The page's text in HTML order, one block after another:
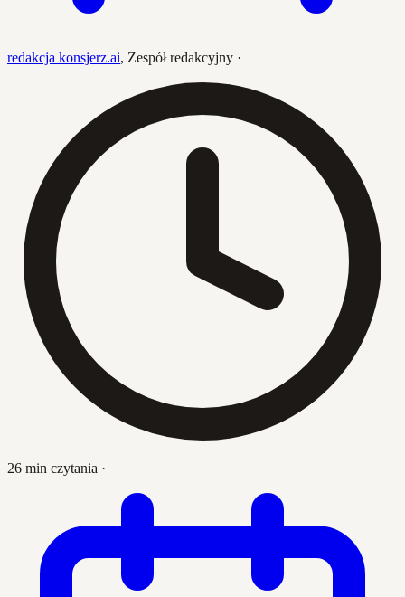
redakcja konsjerz.ai, Zespół redakcyjny ·
26 min czytania ·